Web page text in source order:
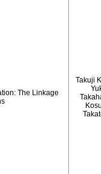
The Linkage
Takuji